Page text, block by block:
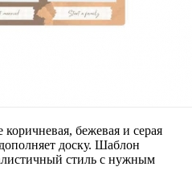
бежевая и серая
доску. Шаблон
стиль с нужным